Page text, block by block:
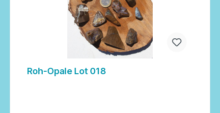
Roh-Opale Lot 018